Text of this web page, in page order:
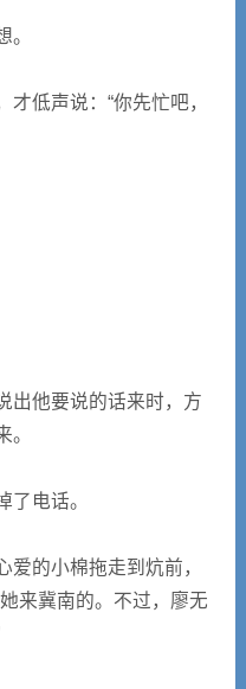
低声说：“你先忙吧，
出他要说的话来时，方
。
电话。
的小棉拖走到炕前，
来冀南的。不过，廖无